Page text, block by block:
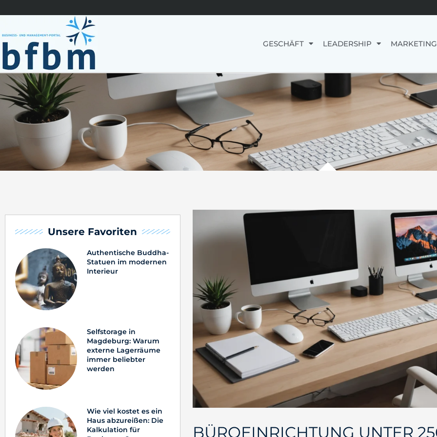
GESCHÄFT LEADERSHIP
Unsere Favoriten
Authentische Buddha-
Statuen im modernen
Interieur
Selfstorage in
Magdeburg: Warum
externe Lagerräume
immer beliebter
werden
Wie viel kostet es ein
Haus abzureißen: Die
Kalkulation für
BÜROEINRICHTUNG UNTER